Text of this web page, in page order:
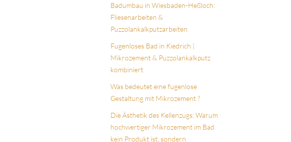
Badumbau in Wiesbaden-Heßloch:
Fliesenarbeiten &
Puzzolankalkputzarbeiten
Fugenloses Bad in Kiedrich |
Mikrozement & Puzzolankalkputz
kombiniert
Was bedeutet eine fugenlose
Gestaltung mit Mikrozement ?
Die Ästhetik des Kellenzugs: Warum
hochwertiger Mikrozement im Bad
kein Produkt ist, sondern